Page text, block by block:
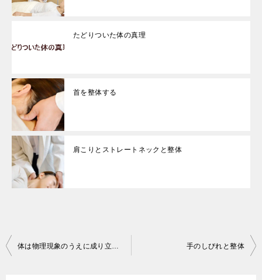
たどりついた体の真理
首を整体する
肩こりとストレートネックと整体
投
手のしびれと整体